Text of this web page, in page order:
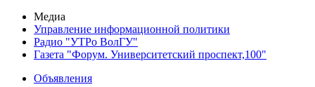
Медиа
Управление информационной политики
Радио "УТРо ВолГУ"
Газета "Форум. Университетский проспект,100"
Объявления